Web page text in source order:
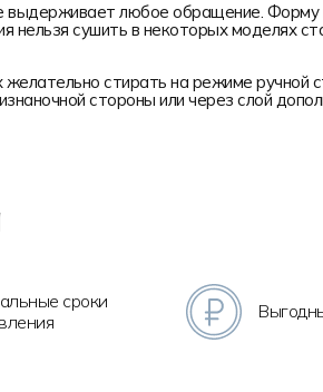
выдерживает любое обращение.
нельзя сушить в некоторых моделях
стирать на режиме ручной
стороны или через слой
сроки